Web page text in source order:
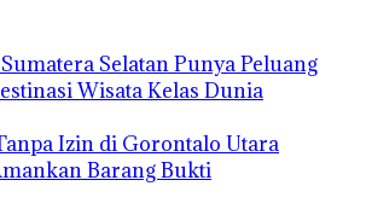
Selatan Punya Peluang
Wisata Kelas Dunia
Izin di Gorontalo Utara
Barang Bukti